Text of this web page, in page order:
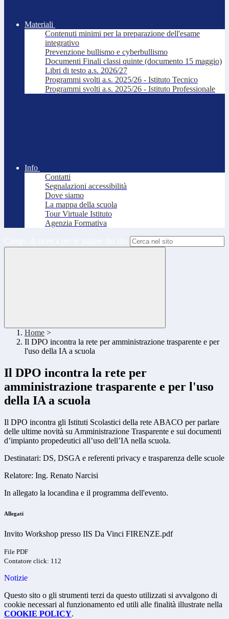
Materiali
Contenuti minimi per la preparazione dell'esame
integrativo
Prevenzione bullismo e cyberbullismo
Documenti Finali classi quinte (documento 15 maggio)
Libri di testo a.s. 2026/27
Programmi svolti a.s. 2025/26 - Istituto Tecnico
Programmi svolti a.s. 2025/26 - Istituto Professionale
Info
Contatti
Segnalazioni accessibilità
Dove siamo
La mappa della scuola
Tour Virtuale Istituto
Agenzia Formativa
Home >
Il DPO incontra la rete per amministrazione trasparente e per
l'uso della IA a scuola
Il DPO incontra la rete per
amministrazione trasparente e per l'uso
della IA a scuola
Il DPO incontra gli Istituti Scolastici della rete ABACO per parlare
delle ultime novità su Amministrazione Trasparente e sui documenti
d’impianto propedeutici all’uso dell’IA nella scuola.
Destinatari: DS, DSGA e referenti privacy e trasparenza delle scuole
Relatore: Ing. Renato Narcisi
In allegato la locandina e il programma dell'evento.
Allegati
Invito Workshop presso IIS Da Vinci FIRENZE.pdf
File PDF
Contatore click: 112
Notizie
Questo sito o gli strumenti terzi da questo utilizzati si avvalgono di
cookie necessari al funzionamento ed utili alle finalità illustrate nella
COOKIE POLICY.